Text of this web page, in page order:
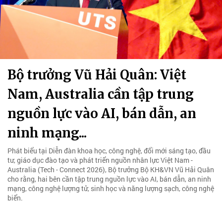
Bộ trưởng Vũ Hải Quân: Việt
Nam, Australia cần tập trung
nguồn lực vào AI, bán dẫn, an
ninh mạng...
Phát biểu tại Diễn đàn khoa học, công nghệ, đổi mới sáng tạo, đầu
tư, giáo dục đào tạo và phát triển nguồn nhân lực Việt Nam -
Australia (Tech - Connect 2026), Bộ trưởng Bộ KH&VN Vũ Hải Quân
cho rằng, hai bên cần tập trung nguồn lực vào AI, bán dẫn, an ninh
mạng, công nghệ lượng tử, sinh học và năng lượng sạch, công nghệ
biển.